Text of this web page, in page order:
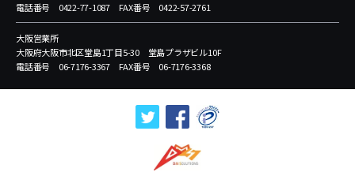
電話番号 0422-77-1087 FAX番号 0422-57-2761
大阪営業所
大阪府大阪市北区堂島1丁目5-30 堂島プラザビル10F
電話番号 06-7176-3367 FAX番号 06-7176-3368